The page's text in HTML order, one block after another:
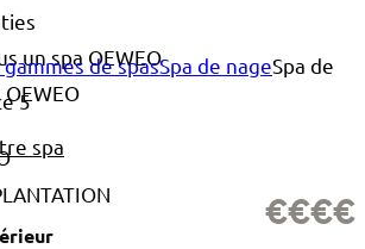
un spa OEWEO
spa
gammes de spasSpa de nageSpa de
5
€€€€